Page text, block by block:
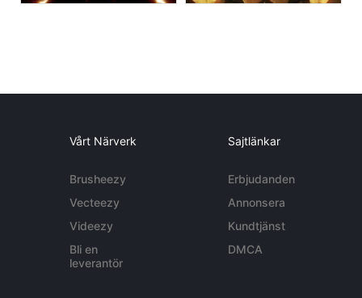
Vårt Närverk
Brusheezy
Vecteezy
Videezy
Bli en
leverantör
Sajtlänkar
Erbjudanden
Annonsera
Kundtjänst
DMCA